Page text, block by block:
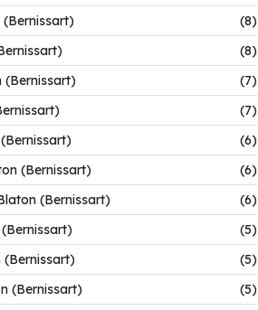
(8)
(8)
(Bernissart)
(7)
(7)
(6)
(Bernissart)
(6)
(Bernissart)
(6)
(5)
(5)
(Bernissart)
(5)